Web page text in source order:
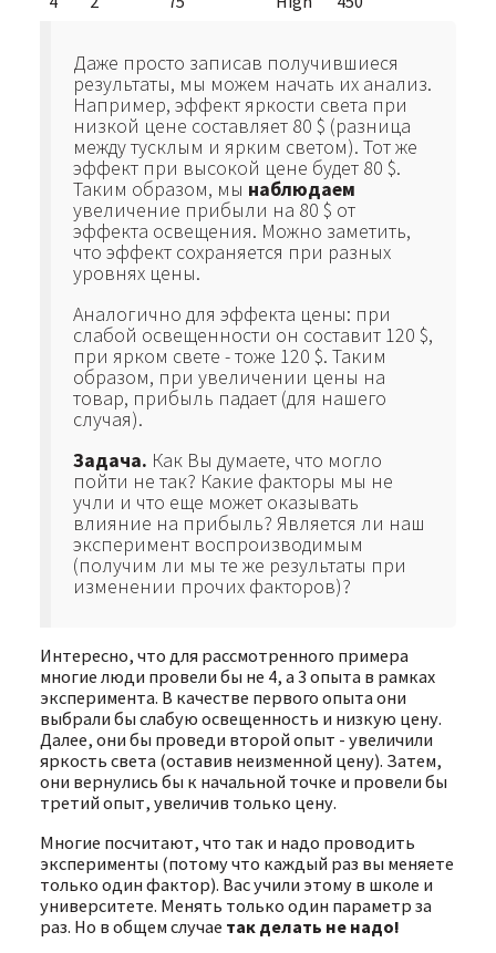
Даже просто записав получившиеся
результаты, мы можем начать их анализ.
Например, эффект яркости света при
низкой цене составляет 80 $ (разница
между тусклым и ярким светом). Тот же
эффект при высокой цене будет 80 $.
Таким образом, мы наблюдаем
увеличение прибыли на 80 $ от
эффекта освещения. Можно заметить,
что эффект сохраняется при разных
уровнях цены.
Аналогично для эффекта цены: при
слабой освещенности он составит 120 $,
при ярком свете - тоже 120 $. Таким
образом, при увеличении цены на
товар, прибыль падает (для нашего
случая).
Задача. Как Вы думаете, что могло
пойти не так? Какие факторы мы не
учли и что еще может оказывать
влияние на прибыль? Является ли наш
эксперимент воспроизводимым
(получим ли мы те же результаты при
изменении прочих факторов)?
Интересно, что для рассмотренного примера
многие люди провели бы не 4, а 3 опыта в рамках
эксперимента. В качестве первого опыта они
выбрали бы слабую освещенность и низкую цену.
Далее, они бы проведи второй опыт - увеличили
яркость света (оставив неизменной цену). Затем,
они вернулись бы к начальной точке и провели бы
третий опыт, увеличив только цену.
Многие посчитают, что так и надо проводить
эксперименты (потому что каждый раз вы меняете
только один фактор). Вас учили этому в школе и
университете. Менять только один параметр за
раз. Но в общем случае так делать не надо!